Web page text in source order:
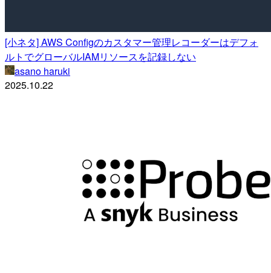
[小ネタ] AWS Configのカスタマー管理レコーダーはデフォ
ルトでグローバルIAMリソースを記録しない
asano haruki
2025.10.22